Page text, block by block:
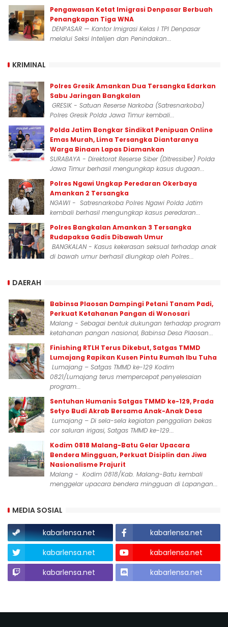
Pengawasan Ketat Imigrasi Denpasar Berbuah
Penangkapan Tiga WNA
DENPASAR — Kantor Imigrasi Kelas I TPI Denpasar
melalui Seksi Intelijen dan Penindakan...
KRIMINAL
Polres Gresik Amankan Dua Tersangka Edarkan
Sabu Jaringan Bangkalan
GRESIK - Satuan Reserse Narkoba (Satresnarkoba)
Polres Gresik Polda Jawa Timur kembali...
Polda Jatim Bongkar Sindikat Penipuan Online
Emas Murah, Lima Tersangka Diantaranya
Warga Binaan Lapas Diamankan
SURABAYA - Direktorat Reserse Siber (Ditressiber) Polda
Jawa Timur berhasil mengungkap kasus dugaan...
Polres Ngawi Ungkap Peredaran Okerbaya
Amankan 2 Tersangka
NGAWI - Satresnarkoba Polres Ngawi Polda Jatim
kembali berhasil mengungkap kasus peredaran...
Polres Bangkalan Amankan 3 Tersangka
Rudapaksa Gadis Dibawah Umur
BANGKALAN - Kasus kekerasan seksual terhadap anak
di bawah umur berhasil diungkap oleh Polres...
DAERAH
Babinsa Plaosan Dampingi Petani Tanam Padi,
Perkuat Ketahanan Pangan di Wonosari
Malang - Sebagai bentuk dukungan terhadap program
ketahanan pangan nasional, Babinsa Desa Plaosan...
Finishing RTLH Terus Dikebut, Satgas TMMD
Lumajang Rapikan Kusen Pintu Rumah Ibu Tuha
Lumajang – Satgas TMMD ke-129 Kodim
0821/Lumajang terus mempercepat penyelesaian
program...
Sentuhan Humanis Satgas TMMD ke-129, Prada
Setyo Budi Akrab Bersama Anak-Anak Desa
Lumajang – Di sela-sela kegiatan penggalian bekas
cor saluran irigasi, Satgas TMMD ke-129...
Kodim 0818 Malang-Batu Gelar Upacara
Bendera Mingguan, Perkuat Disiplin dan Jiwa
Nasionalisme Prajurit
Malang - Kodim 0818/Kab. Malang-Batu kembali
menggelar upacara bendera mingguan di Lapangan...
MEDIA SOSIAL
kabarlensa.net
kabarlensa.net
kabarlensa.net
kabarlensa.net
kabarlensa.net
kabarlensa.net